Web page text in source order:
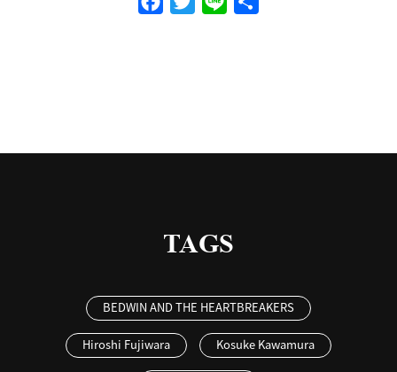
TAGS
BEDWIN AND THE HEARTBREAKERS
Hiroshi Fujiwara Kosuke Kawamura